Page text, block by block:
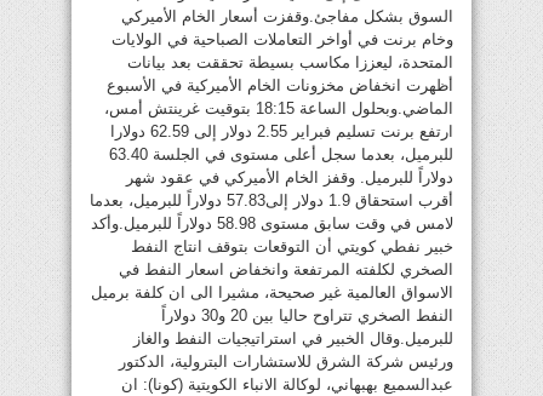
السوق بشكل مفاجئ.وقفزت أسعار الخام الأميركي
وخام برنت في أواخر التعاملات الصباحية في الولايات
المتحدة، ليعززا مكاسب بسيطة تحققت بعد بيانات
أظهرت انخفاض مخزونات الخام الأميركية في الأسبوع
الماضي.وبحلول الساعة 18:15 بتوقيت غرينتش أمس،
ارتفع برنت تسليم فبراير 2.55 دولار إلى 62.59 دولارا
للبرميل، بعدما سجل أعلى مستوى في الجلسة 63.40
دولاراً للبرميل. وقفز الخام الأميركي في عقود شهر
أقرب استحقاق 1.9 دولار إلى57.83 دولاراً للبرميل، بعدما
لامس في وقت سابق مستوى 58.98 دولاراً للبرميل.وأكد
خبير نفطي كويتي أن التوقعات بتوقف انتاج النفط
الصخري لكلفته المرتفعة وانخفاض اسعار النفط في
الاسواق العالمية غير صحيحة، مشيرا الى ان كلفة برميل
النفط الصخري تتراوح حاليا بين 20 و30 دولاراً
للبرميل.وقال الخبير في استراتيجيات النفط والغاز
ورئيس شركة الشرق للاستشارات البترولية، الدكتور
عبدالسميع بهبهاني، لوكالة الانباء الكويتية (كونا): ان